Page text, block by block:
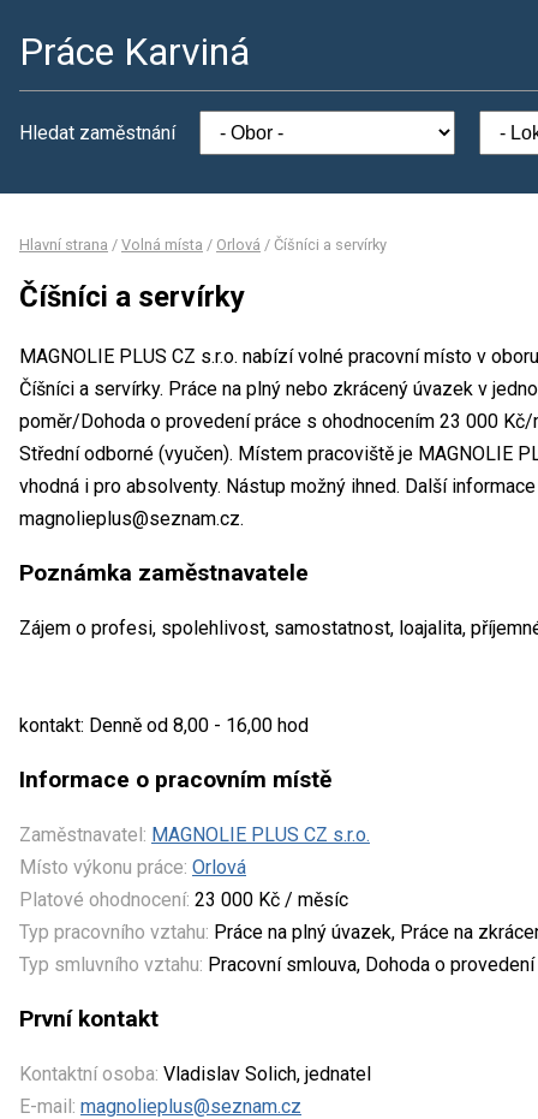
Práce Karviná
Hledat zaměstnání
Hlavní strana / Volná místa / Orlová / Číšníci a servírky
Číšníci a servírky
MAGNOLIE PLUS CZ s.r.o. nabízí volné pracovní místo v
Číšníci a servírky. Práce na plný nebo zkrácený úvazek v
poměr/Dohoda o provedení práce s ohodnocením 23 000
Střední odborné (vyučen). Místem pracoviště je MAGNOLIE
vhodná i pro absolventy. Nástup možný ihned. Další
magnolieplus@seznam.cz.
Poznámka zaměstnavatele
Zájem o profesi, spolehlivost, samostatnost, loajalita,
kontakt: Denně od 8,00 - 16,00 hod
Informace o pracovním místě
Zaměstnavatel: MAGNOLIE PLUS CZ s.r.o.
Místo výkonu práce: Orlová
Platové ohodnocení: 23 000 Kč / měsíc
Typ pracovního vztahu: Práce na plný úvazek, Práce na
Typ smluvního vztahu: Pracovní smlouva, Dohoda o
První kontakt
Kontaktní osoba: Vladislav Solich, jednatel
E-mail: magnolieplus@seznam.cz